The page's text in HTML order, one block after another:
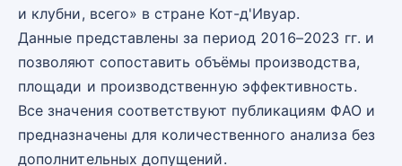
и клубни, всего» в стране Кот-д'Ивуар.
Данные представлены за период 2016–2023 гг. и
позволяют сопоставить объёмы производства,
площади и производственную эффективность.
Все значения соответствуют публикациям ФАО и
предназначены для количественного анализа без
дополнительных допущений.